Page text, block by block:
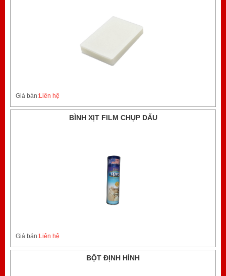
Giá bán:Liên hệ
BÌNH XỊT FILM CHỤP DẤU
Giá bán:Liên hệ
BỘT ĐỊNH HÌNH